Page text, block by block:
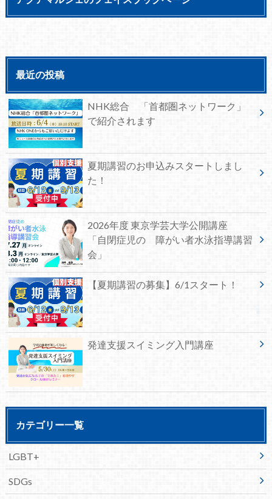
最近の投稿
NHK総合 「首都圏ネットワーク」
で紹介されます
夏期講習のお申込みスタートしまし
た！
2026年度 東京学芸大学公開講座
「自閉症児の 障がい者水泳指導講習
会」
【夏期講習の募集】6/1スタート！
発達支援スイミング入門講座
カテゴリー一覧
LGBT+
SDGs